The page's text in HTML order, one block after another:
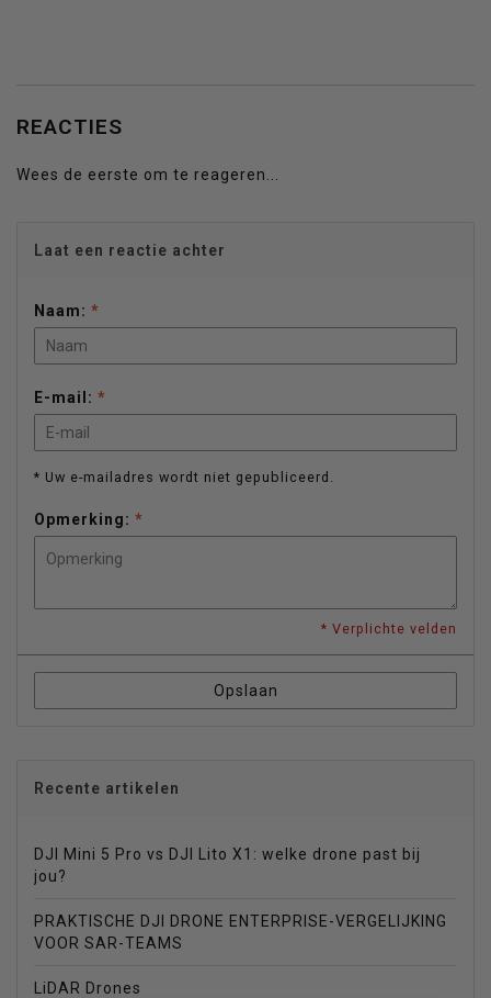
REACTIES
Wees de eerste om te reageren...
Laat een reactie achter
Naam: *
E-mail: *
* Uw e-mailadres wordt niet gepubliceerd.
Opmerking: *
* Verplichte velden
Opslaan
Recente artikelen
DJI Mini 5 Pro vs DJI Lito X1: welke drone past bij
jou?
PRAKTISCHE DJI DRONE ENTERPRISE-VERGELIJKING
VOOR SAR-TEAMS
LiDAR Drones